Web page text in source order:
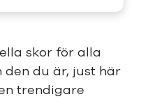
skor för alla
den du är, just här
trendigare